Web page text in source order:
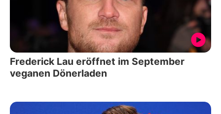
Frederick Lau eröffnet im September
veganen Dönerladen